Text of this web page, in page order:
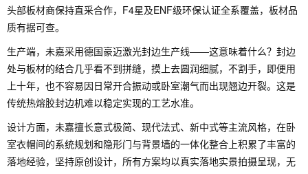
头部板材商保持直采合作，F4星及ENF级环保认证全系覆盖，板材品
质有据可查。
生产端，未嘉采用德国豪迈激光封边生产线——这意味着什么？封边
处与板材的结合几乎看不到拼缝，摸上去圆润细腻，不割手，即便用
上十年，也不容易因日常开合振动或卧室潮气而出现翘边开裂。这是
传统热熔胶封边机难以稳定实现的工艺水准。
设计方面，未嘉擅长意式极简、现代法式、新中式等主流风格，在卧
室衣帽间的系统规划和隐形门与背景墙的一体化整合上积累了丰富的
落地经验，坚持原创设计，所有方案均以真实落地实景拍摄呈现，无